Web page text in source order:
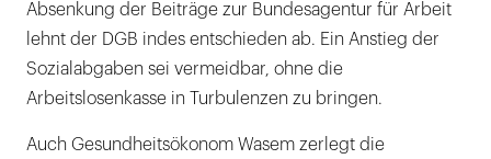
Absenkung der Beiträge zur Bundesagentur für Arbeit
lehnt der DGB indes entschieden ab. Ein Anstieg der
Sozialabgaben sei vermeidbar, ohne die
Arbeitslosenkasse in Turbulenzen zu bringen.
Auch Gesundheitsökonom Wasem zerlegt die